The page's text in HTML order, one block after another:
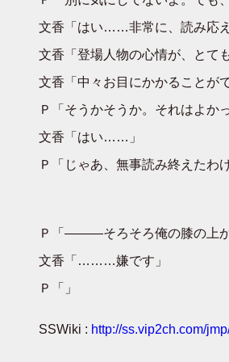
文香「はい……非常に、読み応
文香「登場人物の心情が、と
文香「中々お目にかかること
Ｐ「そうかそうか。それはよか
文香「はい……」
Ｐ「じゃあ、無事読み終えた
Ｐ「―――そろそろ俺の膝の上か
文香「………嫌です」
Ｐ「」
SSWiki : http://ss.vip2ch.com/